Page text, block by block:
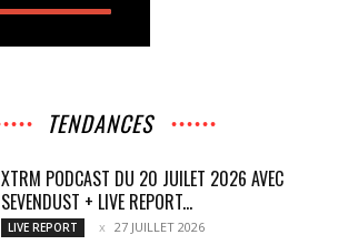
TENDANCES
XTRM PODCAST DU 20 JUILET 2026 AVEC
SEVENDUST + LIVE REPORT...
LIVE REPORT 27 JUILLET 2026